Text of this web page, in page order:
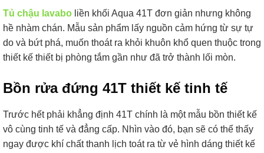
Tủ chậu lavabo liền khối Aqua 41T đơn giản nhưng không
hề nhàm chán. Mẫu sản phẩm lấy nguồn cảm hứng từ sự tự
do và bứt phá, muốn thoát ra khỏi khuôn khổ quen thuộc trong
thiết kế thiết bị phòng tắm gần như đã trở thành lối mòn.
Bồn rửa đứng 41T thiết kế tinh tế
Trước hết phải khẳng định 41T chính là một mẫu bồn thiết kế
vô cùng tinh tế và đẳng cấp. Nhìn vào đó, bạn sẽ có thể thấy
ngay được khí chất thanh lịch toát ra từ vẻ hình dáng thiết kế